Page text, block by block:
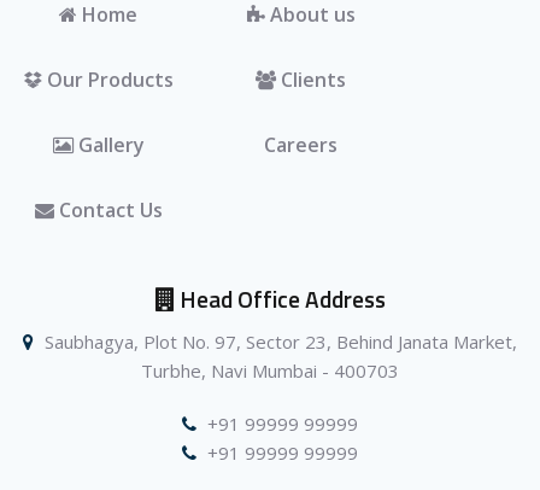
Home About us
Our Products Clients
Gallery Careers
Contact Us
Head Office Address
Saubhagya, Plot No. 97, Sector 23, Behind Janata Market,
Turbhe, Navi Mumbai - 400703
+91 99999 99999
+91 99999 99999